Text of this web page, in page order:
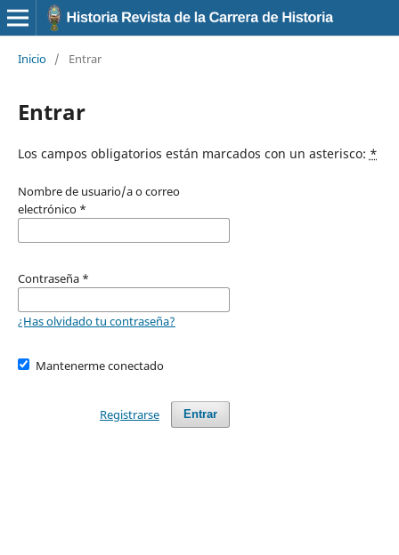
Inicio / Entrar
Entrar
Los campos obligatorios están marcados con un asterisco: *
Nombre de usuario/a o correo
electrónico *
Contraseña *
¿Has olvidado tu contraseña?
Mantenerme conectado
Entrar
Registrarse